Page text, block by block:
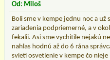
Od: Miloš
Boli sme v kempe jednu noc a už
zariadenia podpriemerné, a v
fekalii. Asi sme vychitile nejakú
nahlas hodnú až do 6 rána
svieti osvetlenie v kempe čo